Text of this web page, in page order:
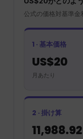
公式の価格対基準金
1 · 基本価格
US$20
月あたり
2 · 掛け算
11,988.92